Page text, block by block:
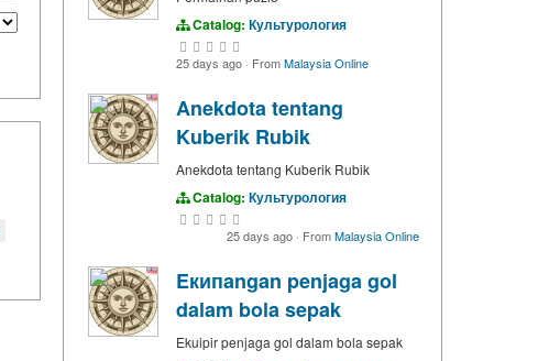
Catalog: Культурология
25 days ago · FromMalaysia Online
Anekdota tentang
Kuberik Rubik
Anekdota tentang Kuberik Rubik
Catalog: Культурология
25 days ago · FromMalaysia Online
Eкипangan penjaga gol
dalam bola sepak
Ekuipir penjaga gol dalam bola sepak